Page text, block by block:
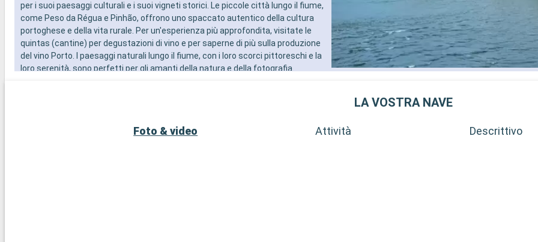
per i suoi paesaggi culturali e i suoi vigneti storici. Le piccole città lungo il fiume,
come Peso da Régua e Pinhão, offrono uno spaccato autentico della cultura
portoghese e della vita rurale. Per un'esperienza più approfondita, visitate le
quintas (cantine) per degustazioni di vino e per saperne di più sulla produzione
del vino Porto. I paesaggi naturali lungo il fiume, con i loro scorci pittoreschi e la
loro serenità, sono perfetti per gli amanti della natura e della fotografia.
LA VOSTRA NAVE
Foto & video Attività Descrittivo